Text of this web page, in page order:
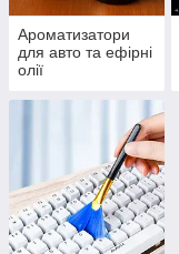
Ароматизатори
для авто та ефірні
олії